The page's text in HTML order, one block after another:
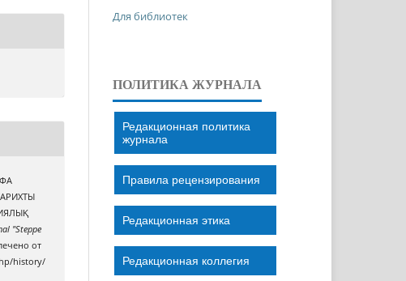
"Steppe
от
history/
Для библиотек
ПОЛИТИКА ЖУРНАЛА
Редакционная политика
журнала
Правила рецензирования
Редакционная этика
Редакционная коллегия